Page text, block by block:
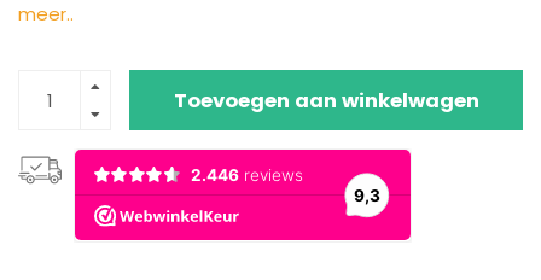
meer..
Toevoegen aan winkelwagen